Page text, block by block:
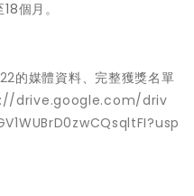
個月。
的媒體資料、完整獲獎名單
drive.google.com/driv